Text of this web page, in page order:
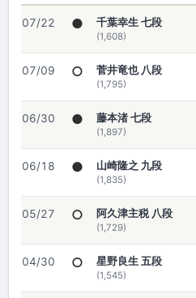
07/22 ● 千葉幸生 七段
(1,608)
07/09 ○ 菅井竜也 八段
(1,795)
06/30 ● 藤本渚 七段
(1,897)
06/18 ● 山崎隆之 九段
(1,835)
05/27 ○ 阿久津主税 八段
(1,729)
04/30 ○ 星野良生 五段
(1,545)